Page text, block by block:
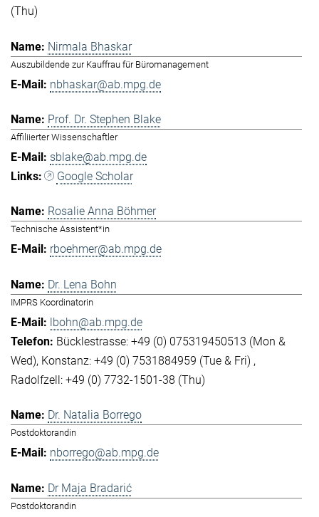
(Thu)
Nirmala Bhaskar
Auszubildende zur Kauffrau für Büromanagement
nbhaskar@ab.mpg.de
Prof. Dr. Stephen Blake
Affiliierter Wissenschaftler
sblake@ab.mpg.de
Google Scholar
Rosalie Anna Böhmer
Technische Assistent*in
rboehmer@ab.mpg.de
Dr. Lena Bohn
IMPRS Koordinatorin
lbohn@ab.mpg.de
Bücklestrasse: +49 (0) 075319450513 (Mon &
Wed) Konstanz: +49 (0) 7531884959 (Tue & Fri)
Radolfzell: +49 (0) 7732-1501-38 (Thu)
Dr. Natalia Borrego
Postdoktorandin
nborrego@ab.mpg.de
Dr Maja Bradarić
Postdoktorandin